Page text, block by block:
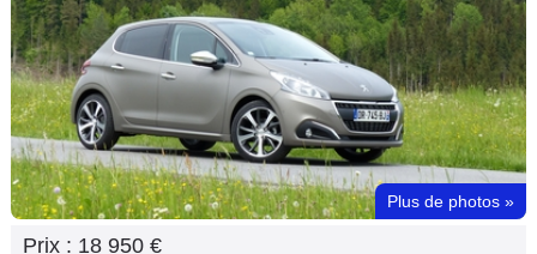
Flottes
Auto
Services
Forum Plus de photos »
Prix : 18 950 €